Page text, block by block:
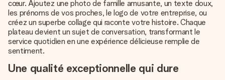
cœur. Ajoutez une photo de famille amusante, un texte doux,
les prénoms de vos proches, le logo de votre entreprise, ou
créez un superbe collage qui raconte votre histoire. Chaque
plateau devient un sujet de conversation, transformant le
service quotidien en une expérience délicieuse remplie de
sentiment.
Une qualité exceptionnelle qui dure